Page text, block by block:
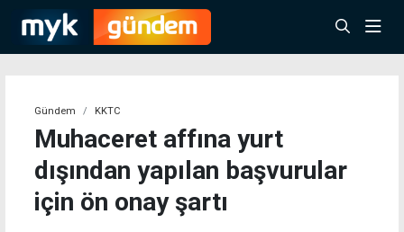
Gündem KKTC
Muhaceret affına yurt
dışından yapılan başvurular
için ön onay şartı